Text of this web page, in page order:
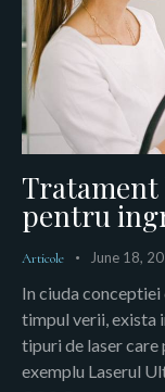
Tratament
pentru
Articole June 18,
In ciuda conceptiei
timpul verii, exista
tipuri de laser
exemplu Laserul